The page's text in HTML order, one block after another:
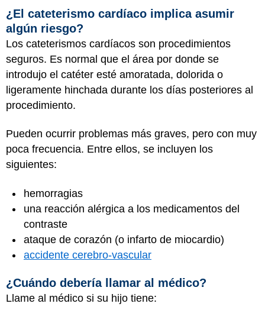
¿El cateterismo cardíaco implica asumir
algún riesgo?
Los cateterismos cardíacos son procedimientos
seguros. Es normal que el área por donde se
introdujo el catéter esté amoratada, dolorida o
ligeramente hinchada durante los días posteriores al
procedimiento.
Pueden ocurrir problemas más graves, pero con muy
poca frecuencia. Entre ellos, se incluyen los
siguientes:
hemorragias
una reacción alérgica a los medicamentos del
contraste
ataque de corazón (o infarto de miocardio)
accidente cerebro-vascular
¿Cuándo debería llamar al médico?
Llame al médico si su hijo tiene: